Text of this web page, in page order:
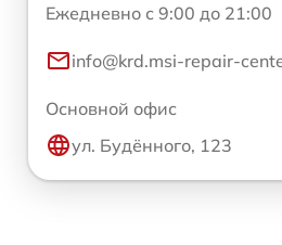
Ежедневно с 9:00 до 21:00
info@krd.msi-repair-
Основной офис
ул. Будённого, 123